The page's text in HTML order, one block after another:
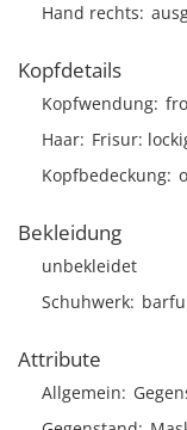
Hand rechts
Kopfdetails
Kopfwendung
Haar Frisur
Kopfbedeckung
Bekleidung
unbekleidet
Schuhwerk
Attribute
Allgemein